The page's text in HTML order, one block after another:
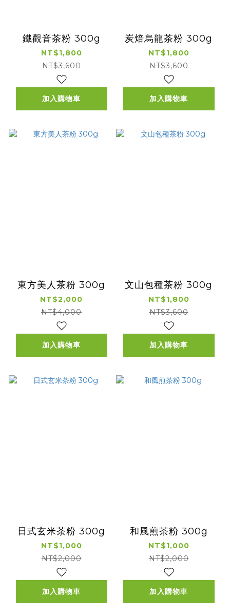
鐵觀音茶粉 300g
NT$1,800
NT$3,600
加入購物車
炭焙烏龍茶粉 300g
NT$1,800
NT$3,600
加入購物車
東方美人茶粉 300g
NT$2,000
NT$4,000
加入購物車
文山包種茶粉 300g
NT$1,800
NT$3,600
加入購物車
日式玄米茶粉 300g
NT$1,000
NT$2,000
加入購物車
和風煎茶粉 300g
NT$1,000
NT$2,000
加入購物車